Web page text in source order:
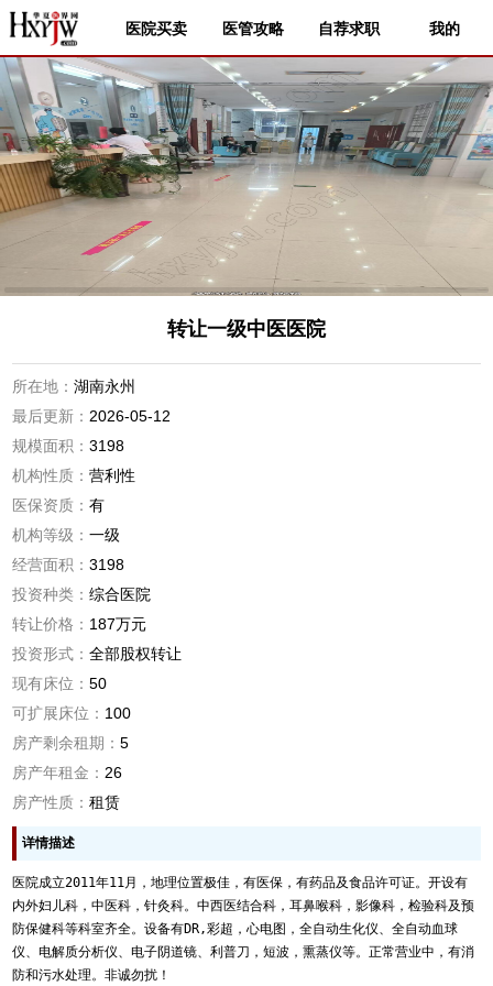
医院买卖 医管攻略 自荐求职 我的
转让一级中医医院
所在地：湖南永州
最后更新： 2026-05-12
规模面积：3198
机构性质：营利性
医保资质：有
机构等级：一级
经营面积：3198
投资种类：综合医院
转让价格： 187万元
投资形式：全部股权转让
现有床位：50
可扩展床位： 100
房产剩余租期：5
房产年租金： 26
房产性质：租赁
详情描述
医院成立2011年11月，地理位置极佳，有医保，有药品及食品许可证。开设有
内外妇儿科，中医科，针灸科。中西医结合科，耳鼻喉科，影像科，检验科及预
防保健科等科室齐全。设备有DR,彩超，心电图，全自动生化仪、全自动血球
仪、电解质分析仪、电子阴道镜、利普刀，短波，熏蒸仪等。正常营业中，有消
防和污水处理。非诚勿扰！